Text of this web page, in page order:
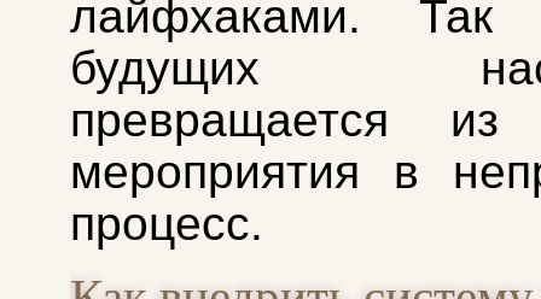
лайфхаками. Так
будущих
превращается из
мероприятия в
процесс.